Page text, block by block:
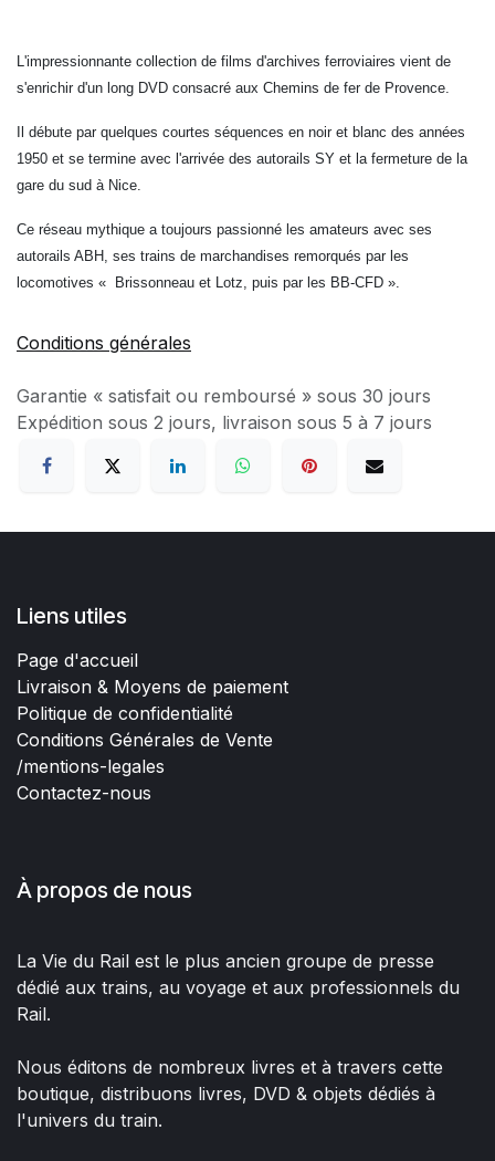
L'impressionnante collection de films d'archives ferroviaires vient de
s'enrichir d'un long DVD consacré aux Chemins de fer de Provence.
Il débute par quelques courtes séquences en noir et blanc des années
1950 et se termine avec l'arrivée des autorails SY et la fermeture de la
gare du sud à Nice.
Ce réseau mythique a toujours passionné les amateurs avec ses
autorails ABH, ses trains de marchandises remorqués par les
locomotives « Brissonneau et Lotz, puis par les BB-CFD ».
Conditions générales
Garantie « satisfait ou remboursé » sous 30 jours
Expédition sous 2 jours, livraison sous 5 à 7 jours
Liens utiles
Page d'accueil
Livraison & Moyens de paiement
Politique de confidentialité
Conditions Générales de Vente
/mentions-legales
Contactez-nous
À propos de nous
La Vie du Rail est le plus ancien groupe de presse
dédié aux trains, au voyage et aux professionnels du
Rail.
Nous éditons de nombreux livres et à travers cette
boutique, distribuons livres, DVD & objets dédiés à
l'univers du train.